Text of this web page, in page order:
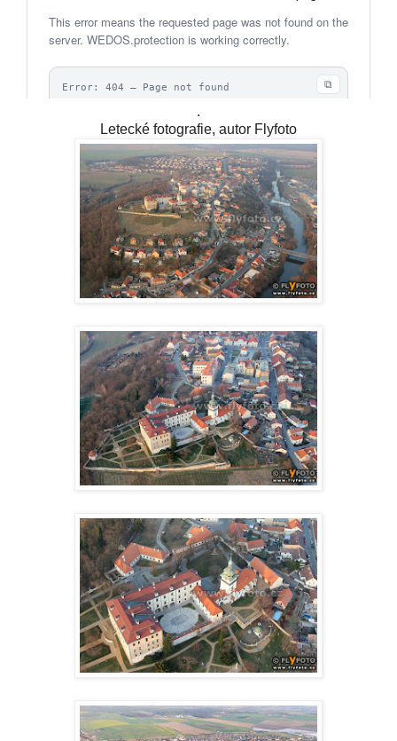
.
Letecké fotografie, autor Flyfoto